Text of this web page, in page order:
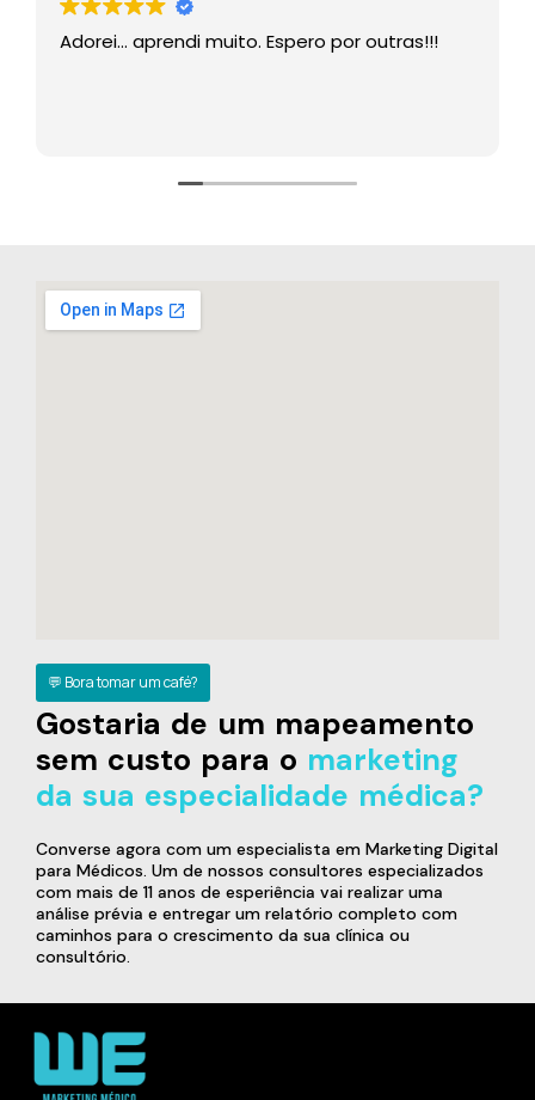
Adorei… aprendi muito. Espero por outras!!!
💬 Bora tomar um café?
Gostaria de um mapeamento
sem custo para o marketing
da sua especialidade médica?
Converse agora com um especialista em Marketing Digital
para Médicos. Um de nossos consultores especializados
com mais de 11 anos de esperiência vai realizar uma
análise prévia e entregar um relatório completo com
caminhos para o crescimento da sua clínica ou
consultório.